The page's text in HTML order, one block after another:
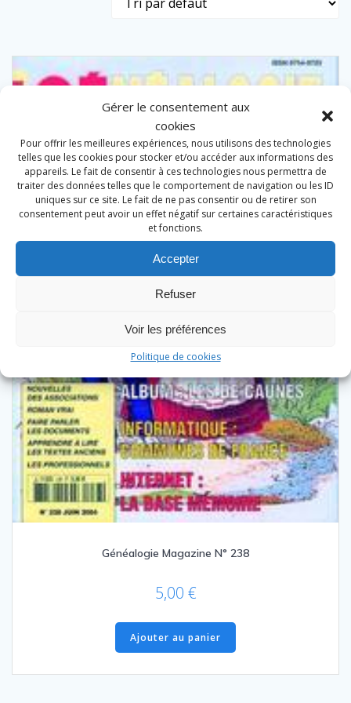
Gérer le consentement aux
cookies
Pour offrir les meilleures expériences, nous utilisons des technologies
telles que les cookies pour stocker et/ou accéder aux informations des
appareils. Le fait de consentir à ces technologies nous permettra de
traiter des données telles que le comportement de navigation ou les ID
uniques sur ce site. Le fait de ne pas consentir ou de retirer son
consentement peut avoir un effet négatif sur certaines caractéristiques
et fonctions.
Accepter
Refuser
Voir les préférences
Politique de cookies
Généalogie Magazine N° 238
5,00 €
Ajouter au panier